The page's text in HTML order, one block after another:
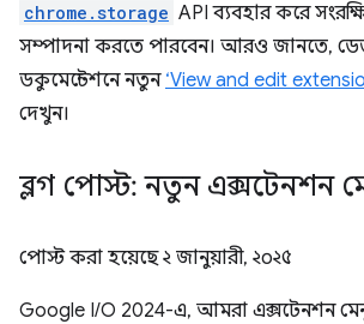
chrome.storage API ব্যবহার করে
সম্পাদনা করতে পারবেন। আরও জানতে,
ডকুমেন্টেশনে নতুন ‘View and edit
দেখুন।
ব্লগ পোস্ট: নতুন এক্সটেনশন
পোস্ট করা হয়েছে২ জানুয়ারী, ২০২৫
Google I/O 2024-এ, আমরা এক্সটেনশন